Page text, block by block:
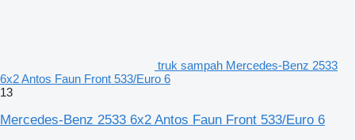
truk sampah Mercedes-Benz 2533
6x2 Antos Faun Front 533/Euro 6
13
Mercedes-Benz 2533 6x2 Antos Faun Front 533/Euro 6